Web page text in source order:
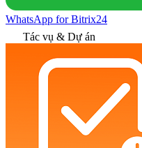
WhatsApp for Bitrix24
Tác vụ & Dự án